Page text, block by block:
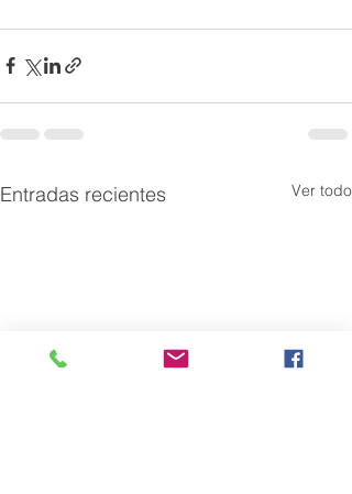
Entradas recientes Ver todo